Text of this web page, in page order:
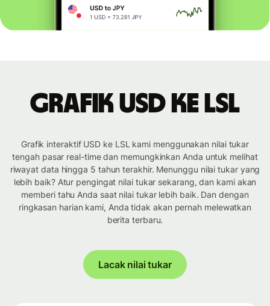
Grafik USD ke LSL
Grafik interaktif USD ke LSL kami menggunakan nilai tukar
tengah pasar real-time dan memungkinkan Anda untuk melihat
riwayat data hingga 5 tahun terakhir. Menunggu nilai tukar yang
lebih baik? Atur pengingat nilai tukar sekarang, dan kami akan
memberi tahu Anda saat nilai tukar lebih baik. Dan dengan
ringkasan harian kami, Anda tidak akan pernah melewatkan
berita terbaru.
Lacak nilai tukar